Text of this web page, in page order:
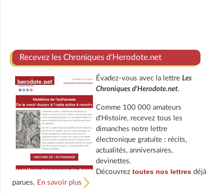
Recevez les Chroniques d'Herodote.net
Évadez-vous avec la lettre Les
Chroniques d'Herodote.net.
Comme 100 000 amateurs
d'Histoire, recevez tous les
dimanches notre lettre
électronique gratuite : récits,
actualités, anniversaires,
devinettes.
Découvrez toutes nos lettresdéjà
parues. En savoir plus